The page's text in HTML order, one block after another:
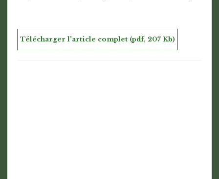
Télécharger l'article complet (pdf, 207 Kb)